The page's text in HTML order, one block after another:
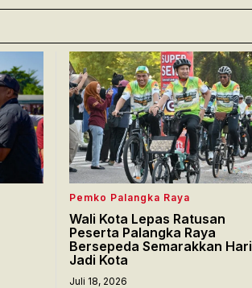
Pemko Palangka Raya
Wali Kota Lepas Ratusan
Peserta Palangka Raya
Bersepeda Semarakkan Hari
Jadi Kota
Juli 18, 2026